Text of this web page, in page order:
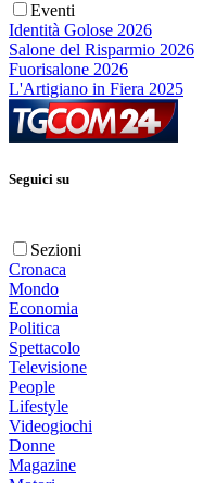
Eventi
Identità Golose 2026
Salone del Risparmio 2026
Fuorisalone 2026
L'Artigiano in Fiera 2025
Seguici su
Sezioni
Cronaca
Mondo
Economia
Politica
Spettacolo
Televisione
People
Lifestyle
Videogiochi
Donne
Magazine